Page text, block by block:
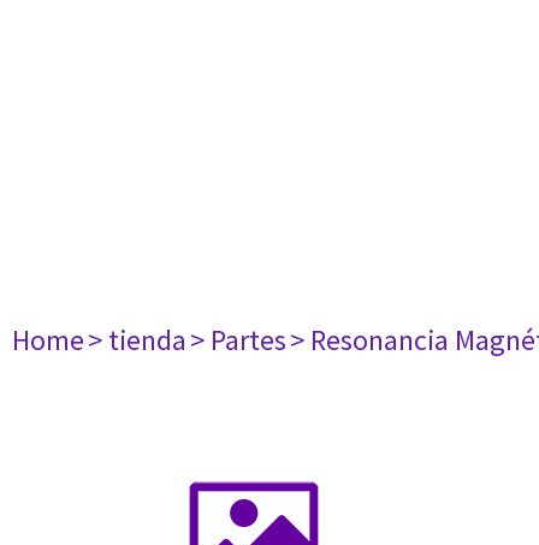
Home> tienda> Partes> Resonancia